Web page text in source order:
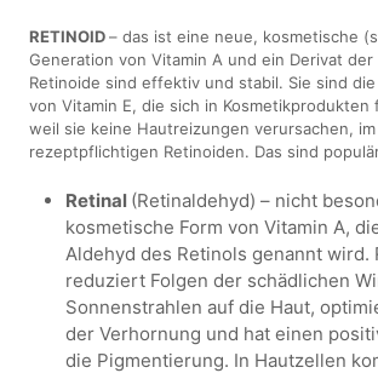
RETINOID– das ist eine neue, kosmetische
Generation von Vitamin A und ein Derivat der
Retinoide sind effektiv und stabil. Sie sind
von Vitamin E, die sich in Kosmetikprodukten
weil sie keine Hautreizungen verursachen,
rezeptpflichtigen Retinoiden. Das sind
Retinal (Retinaldehyd) – nicht
kosmetische Form von Vitamin A,
Aldehyd des Retinols genannt wird.
reduziert Folgen der schädlichen
Sonnenstrahlen auf die Haut,
der Verhornung und hat einen
die Pigmentierung. In Hautzellen